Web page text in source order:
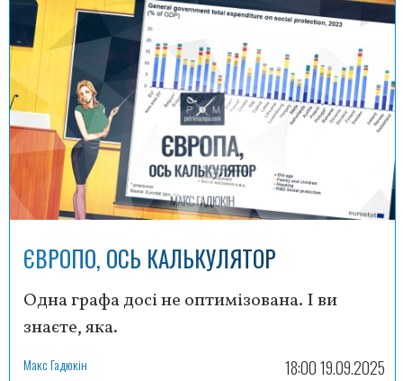
ЄВРОПО, ОСЬ КАЛЬКУЛЯТОР
Одна графа досі не оптимізована. І ви
знаєте, яка.
Макс Гадюкін 18:00 19.09.2025